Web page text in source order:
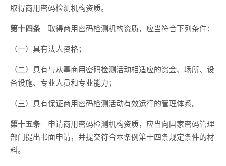
取得商用密码检测机构资质。
第十四条 取得商用密码检测机构资质，应当符合下列条件：
（一）具有法人资格；
（二）具有与从事商用密码检测活动相适应的资金、场所、设
备设施、专业人员和专业能力；
（三）具有保证商用密码检测活动有效运行的管理体系。
第十五条 申请商用密码检测机构资质，应当向国家密码管理
部门提出书面申请，并提交符合本条例第十四条规定条件的材
料。